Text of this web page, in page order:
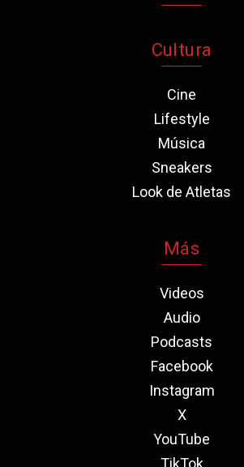
Cultura
Cine
Lifestyle
Música
Sneakers
Look de Atletas
Más
Videos
Audio
Podcasts
Facebook
Instagram
X
YouTube
TikTok